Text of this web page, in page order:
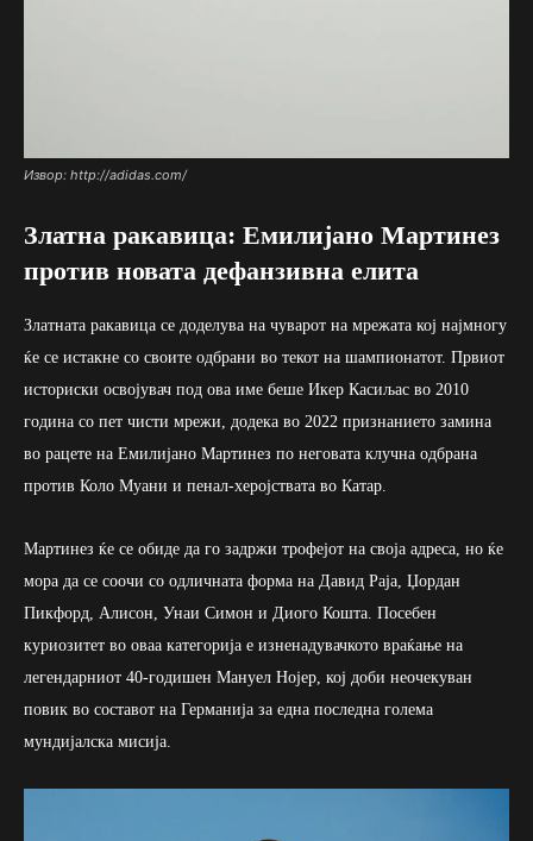
Извор: http://adidas.com/
Златна ракавица: Емилијано Мартинез
против новата дефанзивна елита
Златната ракавица се доделува на чуварот на мрежата кој најмногу
ќе се истакне со своите одбрани во текот на шампионатот. Првиот
историски освојувач под ова име беше Икер Касиљас во 2010
година со пет чисти мрежи, додека во 2022 признанието замина
во рацете на Емилијано Мартинез по неговата клучна одбрана
против Коло Муани и пенал-херојствата во Катар.
Мартинез ќе се обиде да го задржи трофејот на своја адреса, но ќе
мора да се соочи со одличната форма на Давид Раја, Џордан
Пикфорд, Алисон, Унаи Симон и Диого Кошта. Посебен
куриозитет во оваа категорија е изненадувачкото враќање на
легендарниот 40-годишен Мануел Нојер, кој доби неочекуван
повик во составот на Германија за една последна голема
мундијалска мисија.